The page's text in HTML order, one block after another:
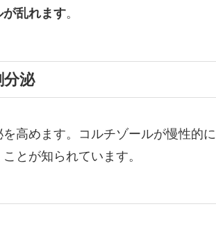
乱れます。
泌
高めます。コルチゾールが慢性的に
ことが知られています。